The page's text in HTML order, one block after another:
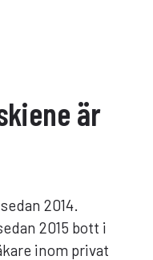
är
2014.
2015 bott i
inom privat